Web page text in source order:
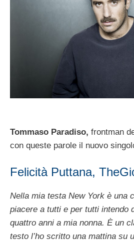
Tommaso Paradiso, frontman
con queste parole il nuovo
Felicità Puttana,
Nella mia testa New York è una
piacere a tutti e per tutti intendo
quattro anni a mia nonna. È un
testo l’ho scritto una mattina su